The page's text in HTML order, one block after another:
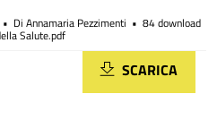
Di Annamaria Pezzimenti 84 download
Salute.pdf
SCARICA